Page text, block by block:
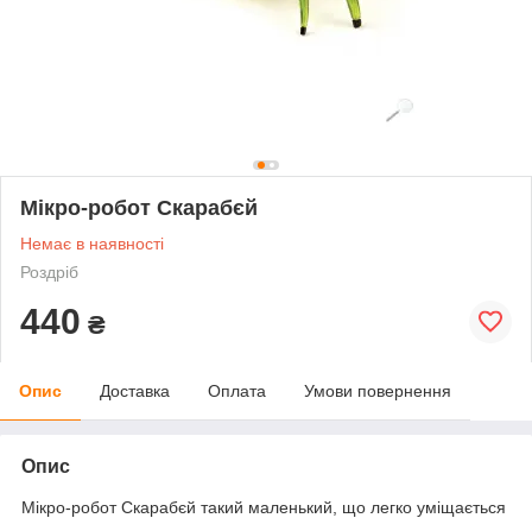
Мікро-робот Скарабєй
Немає в наявності
Роздріб
440 ₴
Опис Доставка Оплата Умови повернення
Опис
Мікро-робот Скарабєй такий маленький, що легко уміщається